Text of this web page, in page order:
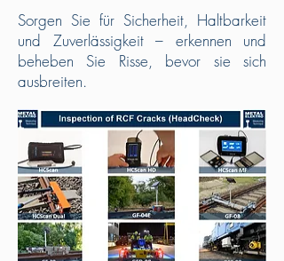
Sorgen Sie für Sicherheit, Haltbarkeit
und Zuverlässigkeit – erkennen und
beheben Sie Risse, bevor sie sich
ausbreiten.